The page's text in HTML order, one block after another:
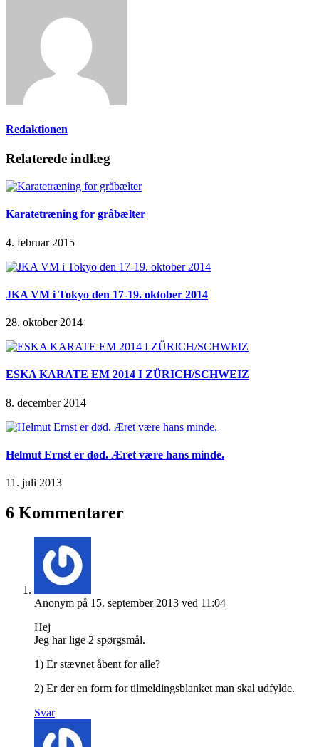
Redaktionen
Relaterede indlæg
Karatetræning for gråbælter
4. februar 2015
JKA VM i Tokyo den 17-19. oktober 2014
28. oktober 2014
ESKA KARATE EM 2014 I ZÜRICH/SCHWEIZ
8. december 2014
Helmut Ernst er død. Æret være hans minde.
11. juli 2013
6 Kommentarer
Anonym på 15. september 2013 ved 11:04
Hej
Jeg har lige 2 spørgsmål.
1) Er stævnet åbent for alle?
2) Er der en form for tilmeldingsblanket man skal udfylde.
Svar